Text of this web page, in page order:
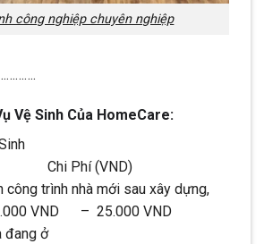
công nghiệp chuyên nghiệp
Vệ Sinh Của HomeCare:
Vụ Vệ Sinh
Chi Phí (VND)
công trình nhà mới sau xây dựng,
VND – 25.000 VND
dẹp nhà đang ở